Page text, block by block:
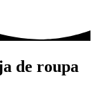
de roupa